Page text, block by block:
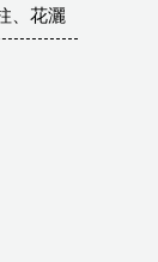
、花灑